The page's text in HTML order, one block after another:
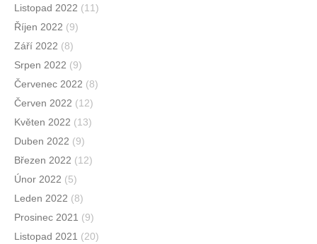
Listopad 2022 (11)
Říjen 2022 (9)
Září 2022 (8)
Srpen 2022 (9)
Červenec 2022 (8)
Červen 2022 (12)
Květen 2022 (13)
Duben 2022 (9)
Březen 2022 (12)
Únor 2022 (5)
Leden 2022 (8)
Prosinec 2021 (9)
Listopad 2021 (20)